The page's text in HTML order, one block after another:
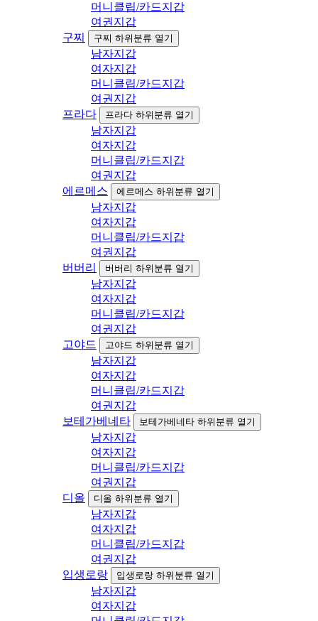
머니클립/카드지갑
여권지갑
구찌
구찌 하위분류 열기
남자지갑
여자지갑
머니클립/카드지갑
여권지갑
프라다
프라다 하위분류 열기
남자지갑
여자지갑
머니클립/카드지갑
여권지갑
에르메스
에르메스 하위분류 열기
남자지갑
여자지갑
머니클립/카드지갑
여권지갑
버버리
버버리 하위분류 열기
남자지갑
여자지갑
머니클립/카드지갑
여권지갑
고야드
고야드 하위분류 열기
남자지갑
여자지갑
머니클립/카드지갑
여권지갑
보테가베네타
보테가베네타 하위분류 열기
남자지갑
여자지갑
머니클립/카드지갑
여권지갑
디올
디올 하위분류 열기
남자지갑
여자지갑
머니클립/카드지갑
여권지갑
입생로랑
입생로랑 하위분류 열기
남자지갑
여자지갑